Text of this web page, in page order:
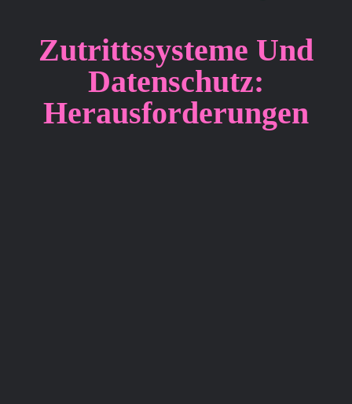
Zutrittssysteme Und
Datenschutz:
Herausforderungen